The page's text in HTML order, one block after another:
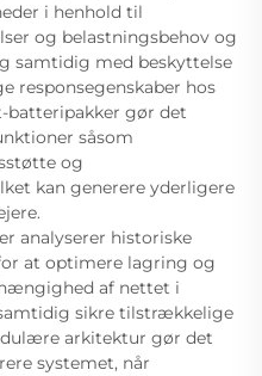
i henhold til
og belastningsbehov og
samtidig med beskyttelse
responsegenskaber hos
batteripakker gør det
såsom
og
kan generere yderligere
analyserer historiske
at optimere lagring og
af nettet i
sikre tilstrækkelige
arkitektur gør det
systemet, når